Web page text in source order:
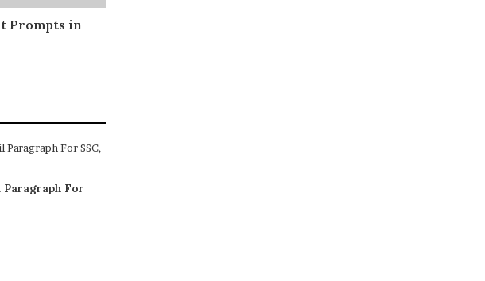
Prompts in
For